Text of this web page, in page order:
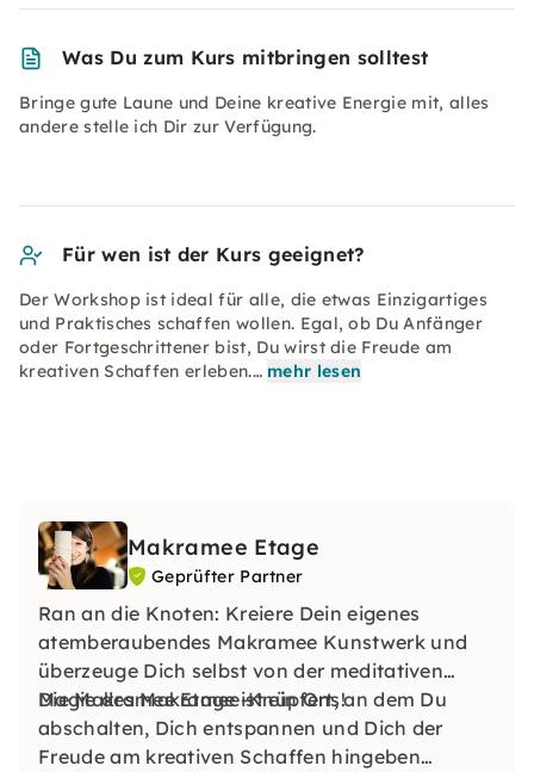
Was Du zum Kurs mitbringen solltest
Bringe gute Laune und Deine kreative Energie mit, alles
andere stelle ich Dir zur Verfügung.
Für wen ist der Kurs geeignet?
Der Workshop ist ideal für alle, die etwas Einzigartiges
und Praktisches schaffen wollen. Egal, ob Du Anfänger
oder Fortgeschrittener bist, Du wirst die Freude am
kreativen Schaffen erleben.… mehr lesen
Makramee Etage
Geprüfter Partner
Ran an die Knoten: Kreiere Dein eigenes
atemberaubendes Makramee Kunstwerk und
überzeuge Dich selbst von der meditativen
Magie des Makramee-Knüpfens!
Die Makramee Etage ist ein Ort, an dem Du
abschalten, Dich entspannen und Dich der
Freude am kreativen Schaffen hingeben